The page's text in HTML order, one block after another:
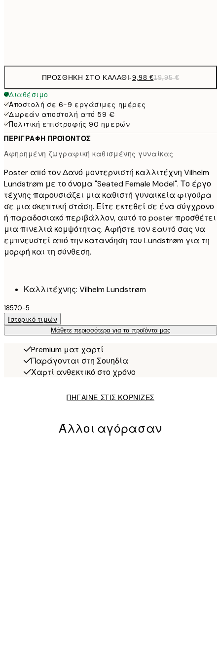
ΠΡΟΣΘΉΚΗ ΣΤΟ ΚΑΛΆΘΙ-9,98 €19,95 €
Διαθέσιμο
Αποστολή σε 6-9 εργάσιμες ημέρες
Δωρεάν αποστολή από 59 €
Πολιτική επιστροφής 90 ημερών
ΠΕΡΙΓΡΑΦΉ ΠΡΟΪΌΝΤΟΣ
Αφηρημένη ζωγραφική καθισμένης γυναίκας
Poster από τον Δανό μοντερνιστή καλλιτέχνη Vilhelm
Lundstrøm με το όνομα "Seated Female Model". Το έργο
τέχνης παρουσιάζει μια καθιστή γυναικεία φιγούρα
σε μια σκεπτική στάση. Είτε εκτεθεί σε ένα σύγχρονο
ή παραδοσιακό περιβάλλον, αυτό το poster προσθέτει
μια πινελιά κομψότητας. Αφήστε τον εαυτό σας να
εμπνευστεί από την κατανόηση του Lundstrøm για τη
μορφή και τη σύνθεση.
Καλλιτέχνης: Vilhelm Lundstrøm
18570-5
Ιστορικό τιμών
Μάθετε περισσότερα για τα προϊόντα μας
Premium ματ χαρτί
Παράγονται στη Σουηδία
Χαρτί ανθεκτικό στο χρόνο
ΠΗΓΑΙΝΕ ΣΤΙΣ ΚΟΡΝΙΖΕΣ
Άλλοι αγόρασαν